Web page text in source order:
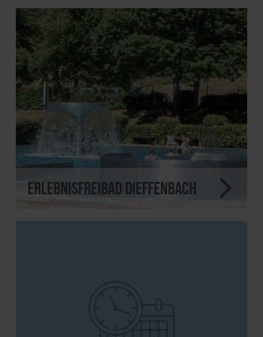
Erlebnisfreibad Dieffenbach